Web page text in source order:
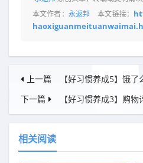
本文作者： 永返邦 本文链接：
上一篇
【好习惯养成5】饿了
下一篇
【好习惯养成3】购物
相关阅读